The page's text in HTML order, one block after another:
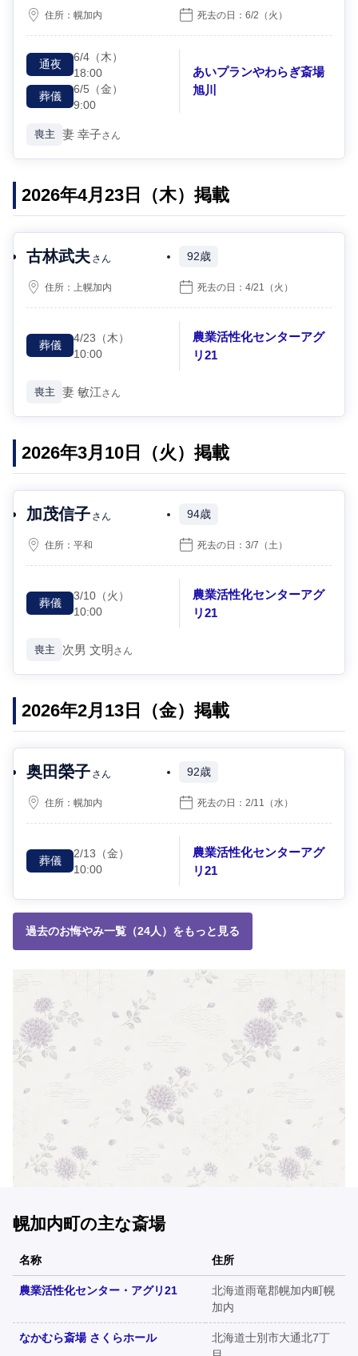
住所：幌加内 死去の日：6/2 （火）
通夜
6/4 （木）
18:00
葬儀
6/5 （金）
9:00
あいプランやわらぎ斎場
旭川
喪主 妻 幸子さん
2026年4月23日（木）掲載
古林武夫 さん 92歳
住所： 上幌加内 死去の日：4/21 （火）
葬儀
4/23 （木）
10:00
農業活性化センターアグ
リ21
喪主 妻 敏江さん
2026年3月10日（火）掲載
加茂信子 さん 94歳
住所：平和 死去の日：3/7 （土）
葬儀
3/10 （火）
10:00
農業活性化センターアグ
リ21
喪主 次男 文明 さん
2026年2月13日（金）掲載
奥田榮子 さん 92歳
住所：幌加内 死去の日：2/11 （水）
葬儀
2/13 （金）
10:00
農業活性化センターアグ
リ21
過去のお悔やみ一覧（24人）をもっと見る
幌加内町の主な斎場
名称 住所
農業活性化センター・アグリ21
北海道雨竜郡幌加内町幌
加内
なかむら斎場 さくらホール
北海道士別市大通北7丁